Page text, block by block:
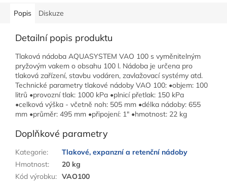
Popis Diskuze
Detailní popis produktu
Tlaková nádoba AQUASYSTEM VAO 100 s vyměnitelným
pryžovým vakem o obsahu 100 l. Nádoba je určena pro
tlaková zařízení, stavbu vodáren, zavlažovací systémy atd.
Technické parametry tlakové nádoby VAO 100: •objem: 100
litrů •provozní tlak: 1000 kPa •plnicí přetlak: 150 kPa
•celková výška - včetně noh: 505 mm •délka nádoby: 655
mm •průměr: 495 mm •připojení: 1" •hmotnost: 22 kg
Doplňkové parametry
Kategorie:
Tlakové, expanzní a retenční nádoby
Hmotnost:
20 kg
Kód výrobku: VAO100